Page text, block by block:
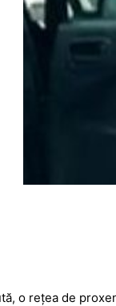
o rețea de